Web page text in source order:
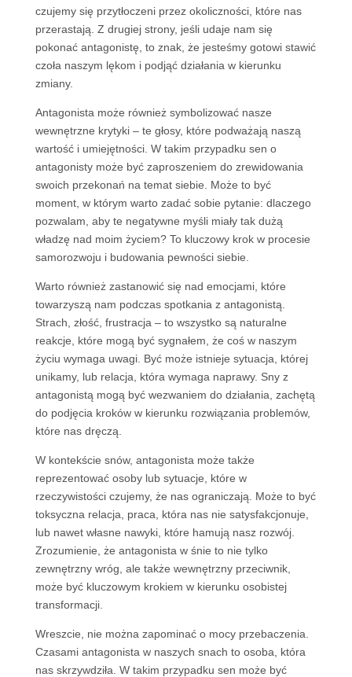
czujemy się przytłoczeni przez okoliczności, które nas
przerastają. Z drugiej strony, jeśli udaje nam się
pokonać antagonistę, to znak, że jesteśmy gotowi stawić
czoła naszym lękom i podjąć działania w kierunku
zmiany.
Antagonista może również symbolizować nasze
wewnętrzne krytyki – te głosy, które podważają naszą
wartość i umiejętności. W takim przypadku sen o
antagonisty może być zaproszeniem do zrewidowania
swoich przekonań na temat siebie. Może to być
moment, w którym warto zadać sobie pytanie: dlaczego
pozwalam, aby te negatywne myśli miały tak dużą
władzę nad moim życiem? To kluczowy krok w procesie
samorozwoju i budowania pewności siebie.
Warto również zastanowić się nad emocjami, które
towarzyszą nam podczas spotkania z antagonistą.
Strach, złość, frustracja – to wszystko są naturalne
reakcje, które mogą być sygnałem, że coś w naszym
życiu wymaga uwagi. Być może istnieje sytuacja, której
unikamy, lub relacja, która wymaga naprawy. Sny z
antagonistą mogą być wezwaniem do działania, zachętą
do podjęcia kroków w kierunku rozwiązania problemów,
które nas dręczą.
W kontekście snów, antagonista może także
reprezentować osoby lub sytuacje, które w
rzeczywistości czujemy, że nas ograniczają. Może to być
toksyczna relacja, praca, która nas nie satysfakcjonuje,
lub nawet własne nawyki, które hamują nasz rozwój.
Zrozumienie, że antagonista w śnie to nie tylko
zewnętrzny wróg, ale także wewnętrzny przeciwnik,
może być kluczowym krokiem w kierunku osobistej
transformacji.
Wreszcie, nie można zapominać o mocy przebaczenia.
Czasami antagonista w naszych snach to osoba, która
nas skrzywdziła. W takim przypadku sen może być